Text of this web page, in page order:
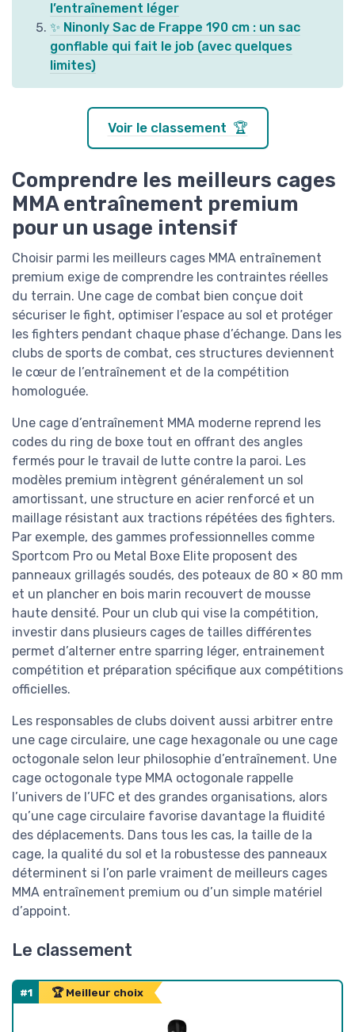
l’entraînement léger
✨ Ninonly Sac de Frappe 190 cm : un sac
gonflable qui fait le job (avec quelques
limites)
Voir le classement 🏆
Comprendre les meilleurs cages
MMA entraînement premium
pour un usage intensif
Choisir parmi les meilleurs cages MMA entraînement
premium exige de comprendre les contraintes réelles
du terrain. Une cage de combat bien conçue doit
sécuriser le fight, optimiser l’espace au sol et protéger
les fighters pendant chaque phase d’échange. Dans les
clubs de sports de combat, ces structures deviennent
le cœur de l’entraînement et de la compétition
homologuée.
Une cage d’entraînement MMA moderne reprend les
codes du ring de boxe tout en offrant des angles
fermés pour le travail de lutte contre la paroi. Les
modèles premium intègrent généralement un sol
amortissant, une structure en acier renforcé et un
maillage résistant aux tractions répétées des fighters.
Par exemple, des gammes professionnelles comme
Sportcom Pro ou Metal Boxe Elite proposent des
panneaux grillagés soudés, des poteaux de 80 × 80 mm
et un plancher en bois marin recouvert de mousse
haute densité. Pour un club qui vise la compétition,
investir dans plusieurs cages de tailles différentes
permet d’alterner entre sparring léger, entrainement
compétition et préparation spécifique aux compétitions
officielles.
Les responsables de clubs doivent aussi arbitrer entre
une cage circulaire, une cage hexagonale ou une cage
octogonale selon leur philosophie d’entraînement. Une
cage octogonale type MMA octogonale rappelle
l’univers de l’UFC et des grandes organisations, alors
qu’une cage circulaire favorise davantage la fluidité
des déplacements. Dans tous les cas, la taille de la
cage, la qualité du sol et la robustesse des panneaux
déterminent si l’on parle vraiment de meilleurs cages
MMA entraînement premium ou d’un simple matériel
d’appoint.
Le classement
#1 🏆 Meilleur choix